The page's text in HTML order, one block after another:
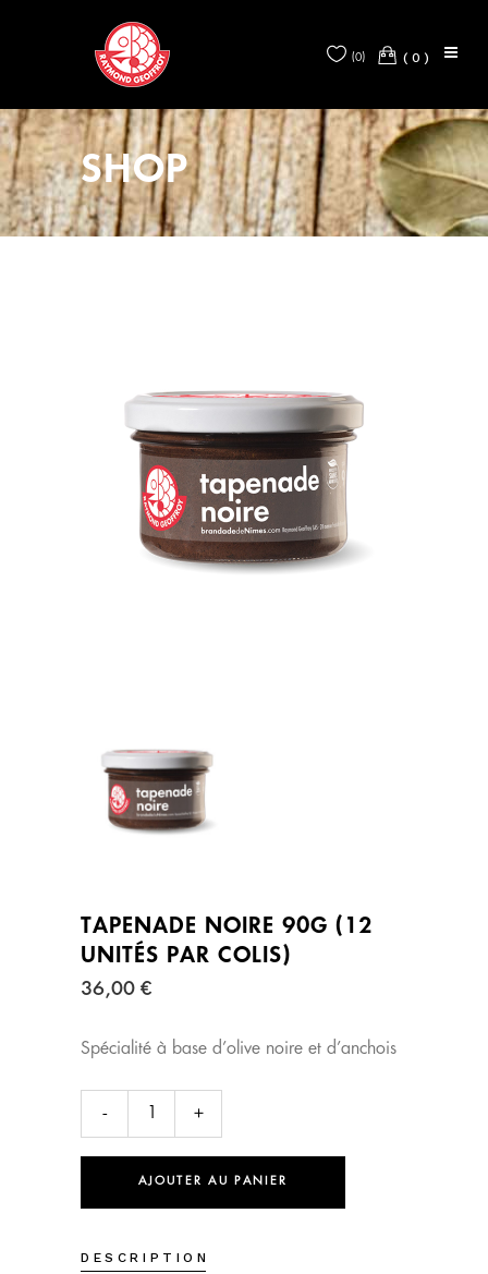
0
(0)
SHOP
TAPENADE NOIRE 90G (12
UNITÉS PAR COLIS)
36,00 €
Spécialité à base d’olive noire et d’anchois
Tapenade
90g
(12
AJOUTER AU PANIER
DESCRIPTION